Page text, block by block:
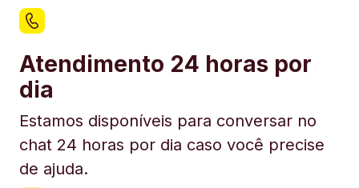
Atendimento 24 horas por
dia
Estamos disponíveis para conversar no
chat 24 horas por dia caso você precise
de ajuda.